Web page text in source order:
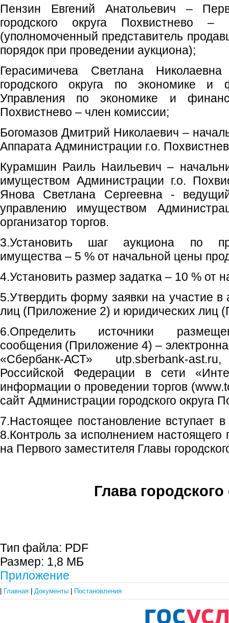
Пензин Евгений Анатольевич –
городского округа Похвистнево –
(уполномоченный представитель
порядок при проведении аукциона);
Герасимичева Светлана
городского округа по экономике и
Управления по экономике и
Похвистнево – член комиссии;
Богомазов Дмитрий Николаевич –
Аппарата Администрации г.о.
Курамшин Раиль Наильевич –
имуществом Администрации г.о.
Янова Светлана Сергеевна -
управлению имуществом
организатор торгов.
3.Установить шаг аукциона по
имущества – 5 % от начальной цены
4.Установить размер задатка – 10 % от
5.Утвердить форму заявки на участие в
лиц (Приложение 2) и юридических лиц
6.Определить источники
сообщения (Приложение 4) –
«Сбербанк-АСТ» utp.sberbank-
Российской Федерации в сети
информации о проведении торгов
сайт Администрации городского округа
7.Настоящее постановление вступает
8.Контроль за исполнением настоящего
на Первого заместителя Главы
Глава городского
Тип файла: PDF
Размер: 1,8 МБ
Приложение
Главная Документы Постановления